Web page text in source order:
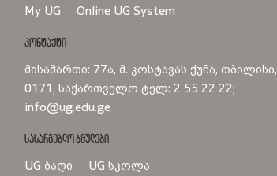
My UG Online UG System
კონტაქტი
მისამართი: 77ა, მ. კოსტავას ქუჩა, თბილისი,
0171, საქართველო ტელ: 2 55 22 22;
info@ug.edu.ge
სასარგებლო ბმულები
UG ბაღი UG სკოლა